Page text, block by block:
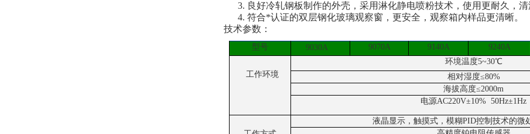
3. 良好冷轧钢板制作的外壳，采用淋化静电喷粉技术，使用更耐久，清
4. 符合*认证的双层钢化玻璃观察窗，更安全，观察箱内样品更清晰。
技术参数：
型号 9030A 9070A 9140A 9240A
工作环境
环境温度5~30℃
相对湿度≤80%
海拔高度≤2000m
电源AC220V±10% 50Hz±1Hz
液晶显示，触摸式，模糊PID控制技术的微